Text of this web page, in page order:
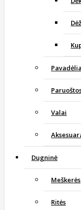
Valai
Dugninė
Meškerės
Ritės